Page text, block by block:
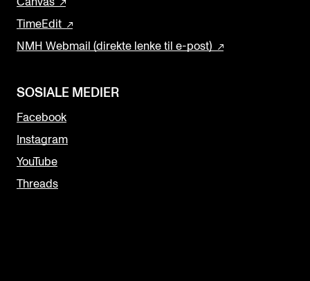
TimeEdit
NMH Webmail (direkte lenke til e-post)
SOSIALE MEDIER
Facebook
Instagram
YouTube
Threads